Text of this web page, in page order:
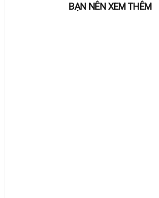
BẠN NÊN XEM THÊM